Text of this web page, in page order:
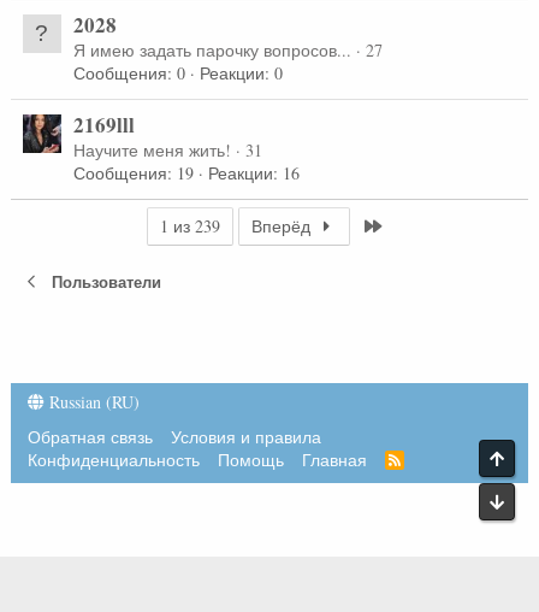
2028
Я имею задать парочку вопросов... · 27
Сообщения 0 Реакции 0
2169lll
Научите меня жить! · 31
Сообщения 19 Реакции 16
1 из 239 Вперёд
Пользователи
Russian (RU)
Обратная связь
Условия и правила
Конфиденциальность
Помощь Главная